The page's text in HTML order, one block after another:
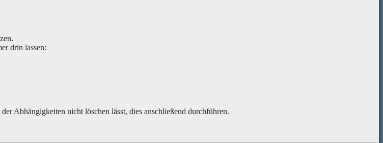
drin lassen:
Abhängigkeiten nicht löschen lässt, dies anschließend durchführen.